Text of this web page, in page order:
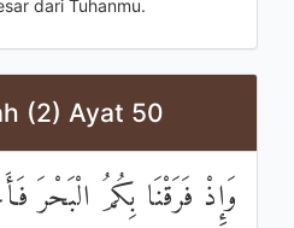
dari Tuhanmu.
(2) Ayat 50
وَإِذْ فَرَقْنَا بِكُمُ الْبَحْرَ